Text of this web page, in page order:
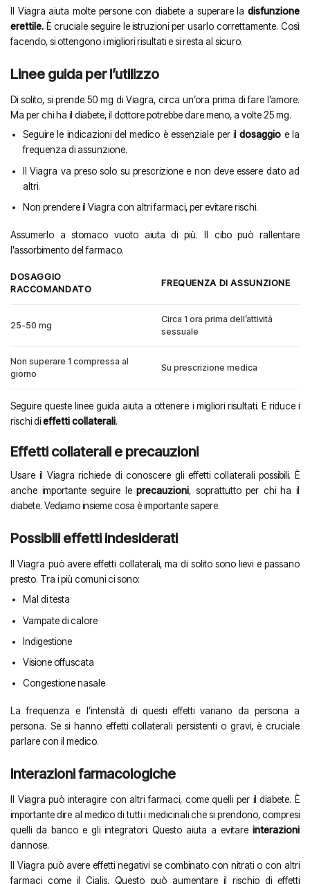
Il Viagra aiuta molte persone con diabete a superare la disfunzione
erettile. È cruciale seguire le istruzioni per usarlo correttamente. Così
facendo, si ottengono i migliori risultati e si resta al sicuro.
Linee guida per l’utilizzo
Di solito, si prende 50 mg di Viagra, circa un’ora prima di fare l’amore.
Ma per chi ha il diabete, il dottore potrebbe dare meno, a volte 25 mg.
Seguire le indicazioni del medico è essenziale per ildosaggio e la
frequenza di assunzione.
Il Viagra va preso solo su prescrizione e non deve essere dato ad
altri.
Non prendere il Viagra con altri farmaci, per evitare rischi.
Assumerlo a stomaco vuoto aiuta di più. Il cibo può rallentare
l’assorbimento del farmaco.
DOSAGGIO
RACCOMANDATO
FREQUENZA DI ASSUNZIONE
25-50 mg
Circa 1 ora prima dell’attività
sessuale
Non superare 1 compressa al
giorno
Su prescrizione medica
Seguire queste linee guida aiuta a ottenere i migliori risultati. E riduce i
rischi dieffetti collaterali.
Effetti collaterali e precauzioni
Usare il Viagra richiede di conoscere gli effetti collaterali possibili. È
anche importante seguire leprecauzioni, soprattutto per chi ha il
diabete. Vediamo insieme cosa è importante sapere.
Possibili effetti indesiderati
Il Viagra può avere effetti collaterali, ma di solito sono lievi e passano
presto. Tra i più comuni ci sono:
Mal di testa
Vampate di calore
Indigestione
Visione offuscata
Congestione nasale
La frequenza e l’intensità di questi effetti variano da persona a
persona. Se si hanno effetti collaterali persistenti o gravi, è cruciale
parlare con il medico.
Interazioni farmacologiche
Il Viagra può interagire con altri farmaci, come quelli per il diabete. È
importante dire al medico di tutti i medicinali che si prendono, compresi
quelli da banco e gli integratori. Questo aiuta a evitare interazioni
dannose.
Il Viagra può avere effetti negativi se combinato con nitrati o con altri
farmaci come il Cialis. Questo può aumentare il rischio di effetti